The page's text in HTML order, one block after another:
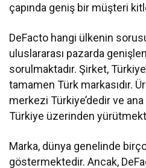
çapında geniş bir müşteri
DeFacto hangi ülkenin
uluslararası pazarda
sorulmaktadır. Şirket,
tamamen Türk markasıdır.
merkezi Türkiye’dedir ve ana
Türkiye üzerinden
Marka, dünya genelinde
göstermektedir. Ancak,